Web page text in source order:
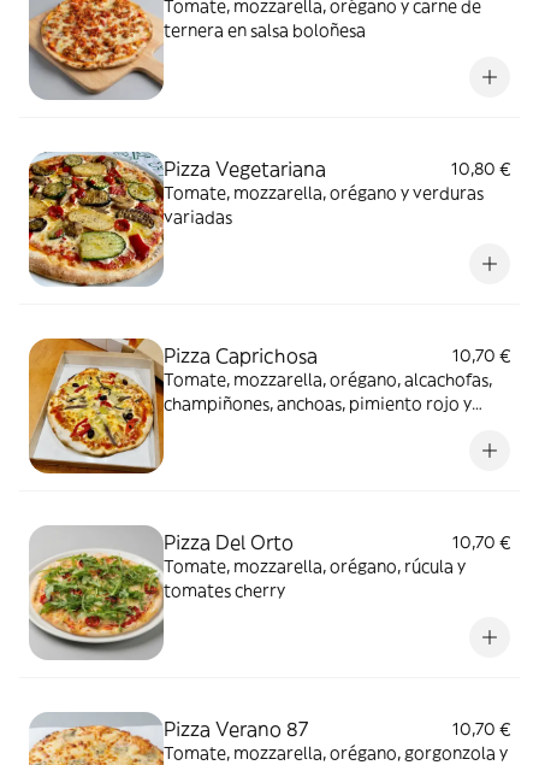
Tomate, mozzarella, orégano y carne de
ternera en salsa boloñesa
Pizza Vegetariana
10,80 €
Tomate, mozzarella, orégano y verduras
variadas
Pizza Caprichosa
10,70 €
Tomate, mozzarella, orégano, alcachofas,
champiñones, anchoas, pimiento rojo y
Pizza Del Orto
10,70 €
Tomate, mozzarella, orégano, rúcula y
tomates cherry
Pizza Verano 87
10,70 €
Tomate, mozzarella, orégano, gorgonzola y